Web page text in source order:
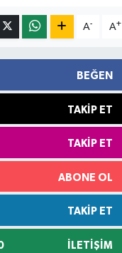
A- A+
BEĞEN
TAKIP ET
TAKIP ET
ABONE OL
TAKIP ET
İLETIŞIM